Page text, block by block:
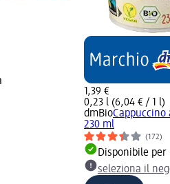
1,39 €
0,23 l (6,04 € / 1 l)
dmBioCappuccino
230 ml
(172)
Disponibile per
seleziona il